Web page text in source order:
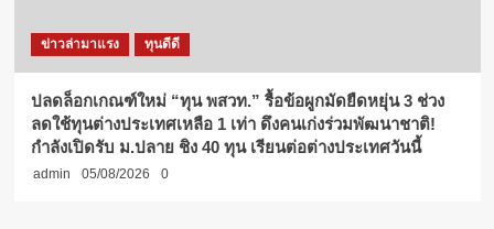
ข่าวล่ามาแรง ทุนดีดี
ปลดล็อกเกณฑ์ใหม่ “ทุน พสวท.” รื้อข้อผูกมัดยืดหยุ่น 3 ช่วง
ลดใช้ทุนต่างประเทศเหลือ 1 เท่า ดึงคนเก่งร่วมพัฒนาชาติ!
กำลังเปิดรับ ม.ปลาย ชิง 40 ทุน เรียนต่อต่างประเทศวันนี้
admin 05/08/2026 0